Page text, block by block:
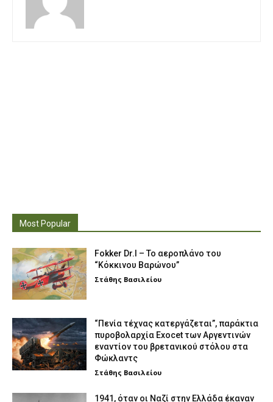
Most Popular
Fokker Dr.I – To αεροπλάνο του
“Κόκκινου Βαρώνου”
Στάθης Βασιλείου
“Πενία τέχνας κατεργάζεται”, παράκτια
πυροβολαρχία Exocet των Αργεντινών
εναντίον του βρετανικού στόλου στα
Φώκλαντς
Στάθης Βασιλείου
1941, όταν οι Ναζί στην Ελλάδα έκαναν